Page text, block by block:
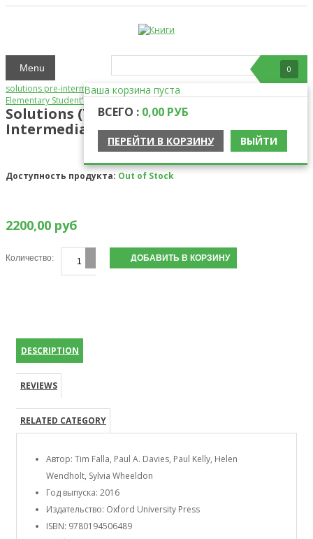
Menu 0
Ваша корзина пуста
ВСЕГО : 0,00 РУБ
ПЕРЕЙТИ В КОРЗИНУ ВЫЙТИ
solutions pre-intermediate 3rd edition workbook
Elementary Student's Book
Solutions (Third Edition) Upper-
Intermediate Student's Book
Доступность продукта: Out of Stock
2200,00 руб
Количество:
DESCRIPTION
REVIEWS
RELATED CATEGORY
Автор: Tim Falla, Paul A. Davies, Paul Kelly, Helen
Wendholt, Sylvia Wheeldon
Год выпуска: 2016
Издательство: Oxford University Press
ISBN: 9780194506489